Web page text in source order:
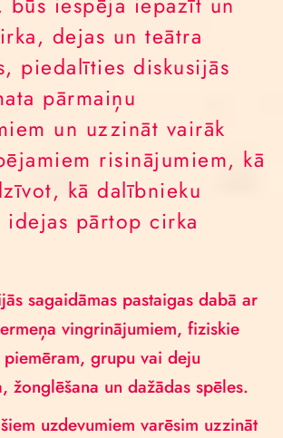
dejas un teātra
piedalīties diskusijās
pārmaiņu
un uzzināt vairāk
risinājumiem, kā
kā dalībnieku
idejas pārtop cirka
sagaidāmas pastaigas dabā ar
vingrinājumiem, fiziskie
grupu vai deju
žonglēšana un dažādas spēles.
uzdevumiem varēsim uzzināt